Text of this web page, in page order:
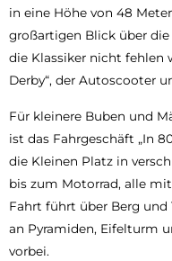
in eine Höhe von 48
großartigen Blick über
die Klassiker nicht fehlen
Derby“, der Autoscooter
Für kleinere Buben und
ist das Fahrgeschäft „In
die Kleinen Platz in
bis zum Motorrad, alle
Fahrt führt über Berg
an Pyramiden, Eifelturm
vorbei.